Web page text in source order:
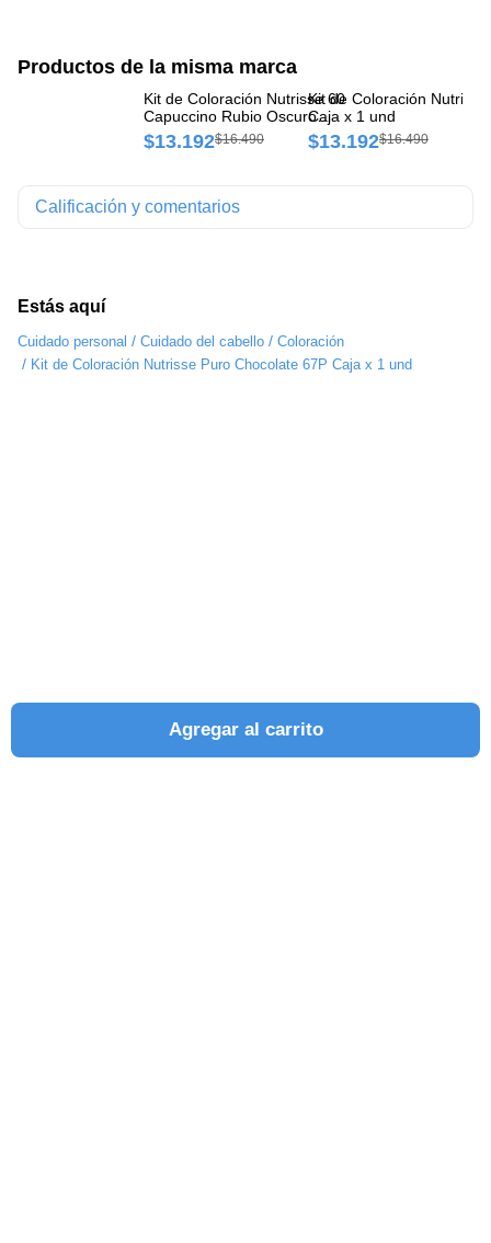
Estás aquí
Cuidado personal / Cuidado del cabello / Coloración
/ Kit de Coloración Nutrisse Puro Chocolate 67P Caja x 1 und
Productos de la misma marca
Kit de Coloración Nutrisse 60
Capuccino Rubio Oscuro
Caja x 1 und
$13.192$16.490
Kit de Coloración Nutrisse 40
Caja x 1 und
$13.192$16.490
Agregar al carrito
Calificación y comentarios